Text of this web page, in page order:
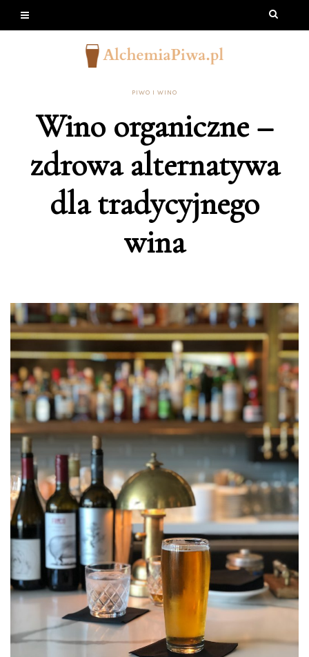
PIWO I WINO
Wino organiczne –
zdrowa alternatywa
dla tradycyjnego
wina